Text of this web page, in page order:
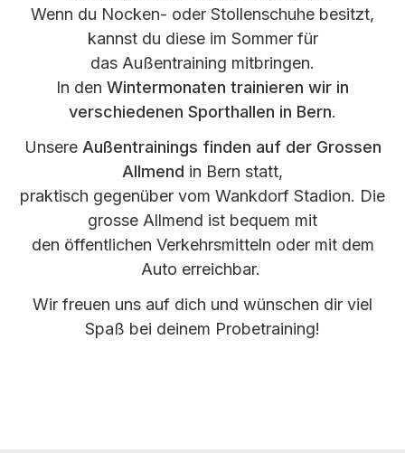
Wenn du Nocken- oder Stollenschuhe besitzt,
kannst du diese im Sommer für
das Außentraining mitbringen.
In den Wintermonaten trainieren wir in
verschiedenen Sporthallen in Bern.
Unsere Außentrainings finden auf der Grossen
Allmend in Bern statt,
praktisch gegenüber vom Wankdorf Stadion. Die
grosse Allmend ist bequem mit
den öffentlichen Verkehrsmitteln oder mit dem
Auto erreichbar.
Wir freuen uns auf dich und wünschen dir viel
Spaß bei deinem Probetraining!